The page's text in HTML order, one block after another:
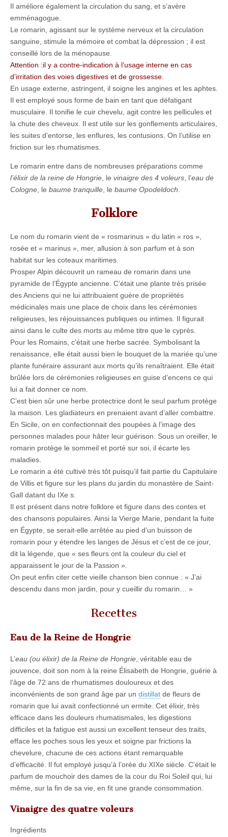
Il améliore également la circulation du sang, et s’avère
emménagogue.
Le romarin, agissant sur le système nerveux et la circulation
sanguine, stimule la mémoire et combat la dépression ; il est
conseillé lors de la ménopause.
Attention :il y a contre-indication à l’usage interne en cas
d’irritation des voies digestives et de grossesse.
En usage externe, astringent, il soigne les angines et les aphtes.
Il est employé sous forme de bain en tant que défatigant
musculaire. Il tonifie le cuir chevelu, agit contre les pellicules et
la chute des cheveux. Il est utile sur les gonflements articulaires,
les suites d’entorse, les enflures, les contusions. On l’utilise en
friction sur les rhumatismes.
Le romarin entre dans de nombreuses préparations comme
l’élixir de la reine de Hongrie , le vinaigre des 4 voleurs , l’eau de
Cologne , le baume tranquille , le baume Opodeldoch
Folklore
Le nom du romarin vient de « rosmarinus » du latin « ros »,
rosée et « marinus », mer, allusion à son parfum et à son
habitat sur les coteaux maritimes.
Prosper Alpin découvrit un rameau de romarin dans une
pyramide de l’Égypte ancienne. C’était une plante très prisée
des Anciens qui ne lui attribuaient guère de propriétés
médicinales mais une place de choix dans les cérémonies
religieuses, les réjouissances publiques ou intimes. Il figurait
ainsi dans le culte des morts au même titre que le cyprès.
Pour les Romains, c’était une herbe sacrée. Symbolisant la
renaissance, elle était aussi bien le bouquet de la mariée qu’une
plante funéraire assurant aux morts qu’ils renaîtraient. Elle était
brûlée lors de cérémonies religieuses en guise d’encens ce qui
lui a fait donner ce nom.
C’est bien sûr une herbe protectrice dont le seul parfum protège
la maison. Les gladiateurs en prenaient avant d’aller combattre.
En Sicile, on en confectionnait des poupées à l’image des
personnes malades pour hâter leur guérison. Sous un oreiller, le
romarin protège le sommeil et porté sur soi, il écarte les
maladies.
Le romarin a été cultivé très tôt puisqu’il fait partie du Capitulaire
de Villis et figure sur les plans du jardin du monastère de Saint-
Gall datant du IXe s.
Il est présent dans notre folklore et figure dans des contes et
des chansons populaires. Ainsi la Vierge Marie, pendant la fuite
en Égypte, se serait-elle arrêtée au pied d’un buisson de
romarin pour y étendre les langes de Jésus et c’est de ce jour,
dit la légende, que « ses fleurs ont la couleur du ciel et
apparaissent le jour de la Passion ».
On peut enfin citer cette vieille chanson bien connue : « J’ai
descendu dans mon jardin, pour y cueillir du romarin… »
Recettes
Eau de la Reine de Hongrie
L’eau (ou élixir) de la Reine de Hongrie , véritable eau de
jouvence, doit son nom à la reine Élisabeth de Hongrie, guérie à
l’âge de 72 ans de rhumatismes douloureux et des
inconvénients de son grand âge par un distillat de fleurs de
romarin que lui avait confectionné un ermite. Cet élixir, très
efficace dans les douleurs rhumatismales, les digestions
difficiles et la fatigue est aussi un excellent tenseur des traits,
efface les poches sous les yeux et soigne par frictions la
chevelure, chacune de ces actions étant remarquable
d’efficacité. Il fut employé jusqu’à l’orée du XIXe siècle. C’était le
parfum de mouchoir des dames de la cour du Roi Soleil qui, lui
même, sur la fin de sa vie, en fit une grande consommation.
Vinaigre des quatre voleurs
Ingrédients